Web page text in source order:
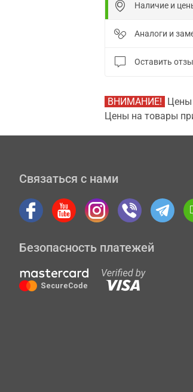
Наличие и
Аналоги и
Оставить
ВНИМАНИЕ! Цены
Цены на товары
Связаться с нами
Безопасность платежей